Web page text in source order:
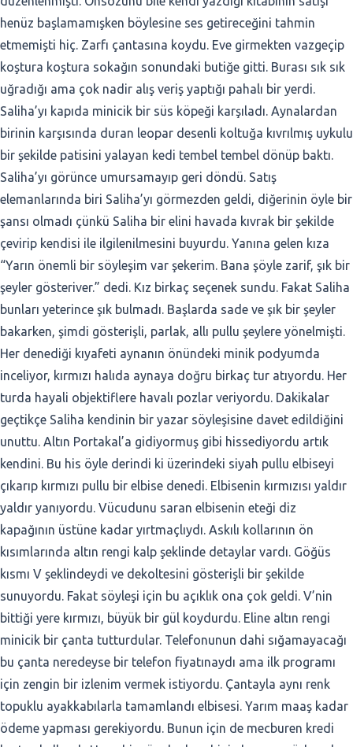
henüz başlamamışken böylesine ses getireceğini tahmin
etmemişti hiç. Zarfı çantasına koydu. Eve girmekten vazgeçip
koştura koştura sokağın sonundaki butiğe gitti. Burası sık sık
uğradığı ama çok nadir alış veriş yaptığı pahalı bir yerdi.
Saliha’yı kapıda minicik bir süs köpeği karşıladı. Aynalardan
birinin karşısında duran leopar desenli koltuğa kıvrılmış uykulu
bir şekilde patisini yalayan kedi tembel tembel dönüp baktı.
Saliha’yı görünce umursamayıp geri döndü. Satış
elemanlarında biri Saliha’yı görmezden geldi, diğerinin öyle bir
şansı olmadı çünkü Saliha bir elini havada kıvrak bir şekilde
çevirip kendisi ile ilgilenilmesini buyurdu. Yanına gelen kıza
“Yarın önemli bir söyleşim var şekerim. Bana şöyle zarif, şık bir
şeyler gösteriver.” dedi. Kız birkaç seçenek sundu. Fakat Saliha
bunları yeterince şık bulmadı. Başlarda sade ve şık bir şeyler
bakarken, şimdi gösterişli, parlak, allı pullu şeylere yönelmişti.
Her denediği kıyafeti aynanın önündeki minik podyumda
inceliyor, kırmızı halıda aynaya doğru birkaç tur atıyordu. Her
turda hayali objektiflere havalı pozlar veriyordu. Dakikalar
geçtikçe Saliha kendinin bir yazar söyleşisine davet edildiğini
unuttu. Altın Portakal’a gidiyormuş gibi hissediyordu artık
kendini. Bu his öyle derindi ki üzerindeki siyah pullu elbiseyi
çıkarıp kırmızı pullu bir elbise denedi. Elbisenin kırmızısı yaldır
yaldır yanıyordu. Vücudunu saran elbisenin eteği diz
kapağının üstüne kadar yırtmaçlıydı. Askılı kollarının ön
kısımlarında altın rengi kalp şeklinde detaylar vardı. Göğüs
kısmı V şeklindeydi ve dekoltesini gösterişli bir şekilde
sunuyordu. Fakat söyleşi için bu açıklık ona çok geldi. V’nin
bittiği yere kırmızı, büyük bir gül koydurdu. Eline altın rengi
minicik bir çanta tutturdular. Telefonunun dahi sığamayacağı
bu çanta neredeyse bir telefon fiyatınaydı ama ilk programı
için zengin bir izlenim vermek istiyordu. Çantayla aynı renk
topuklu ayakkabılarla tamamlandı elbisesi. Yarım maaş kadar
ödeme yapması gerekiyordu. Bunun için de mecburen kredi